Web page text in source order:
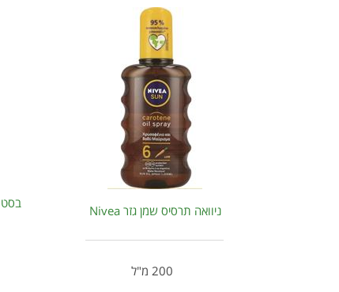
ניוואה תרסיס שמן גזר Nivea